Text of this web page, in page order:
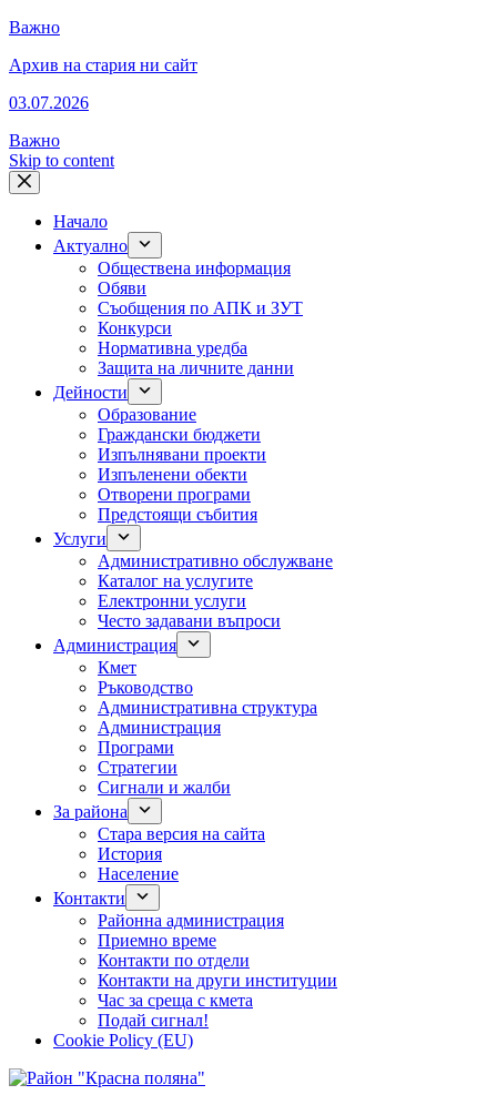
Важно
Архив на стария ни сайт
03.07.2026
Важно
Skip to content
Начало
Актуално
Обществена информация
Обяви
Съобщения по АПК и ЗУТ
Конкурси
Нормативна уредба
Защита на личните данни
Дейности
Образование
Граждански бюджети
Изпълнявани проекти
Изпъленени обекти
Отворени програми
Предстоящи събития
Услуги
Административно обслужване
Каталог на услугите
Електронни услуги
Често задавани въпроси
Администрация
Кмет
Ръководство
Административна структура
Администрация
Програми
Стратегии
Сигнали и жалби
За района
Стара версия на сайта
История
Население
Контакти
Районна администрация
Приемно време
Контакти по отдели
Контакти на други институции
Час за среща с кмета
Подай сигнал!
Cookie Policy (EU)